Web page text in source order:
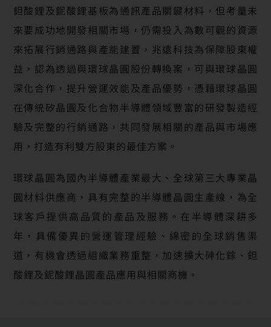
鉭酸鋰及鈮酸鋰基板為通訊產品關鍵材料，但考量未
來要成功地開發相關市場，仍需投入為數可觀的資源
來拓展行銷通路與產能建置，兆遠科技為保障股東權
益，認為透過與環球晶圓股份轉換案，可與環球晶圓
深化合作，提升營運效能及產品優勢，憑藉環球晶圓
在傳統矽晶圓及化合物半導體領域豐富的研發製造經
驗及完整的行銷通路，共同發展相關的產品與市場應
用，打造有利雙方股東的最佳方案。
環球晶圓為國內半導體產業最大、全球第三大專業晶
圓材料供應商，具有完整的半導體晶圓生產線，為全
球客戶提供高品質的產品及服務。在半導體深耕多
年，具備優異的營運管理經驗、綿密的全球銷售渠
道，有機會透過組織業務重整，加速擴大砷化鎵、鉭
酸鋰及鈮酸鋰晶圓產品應用與相關商機。